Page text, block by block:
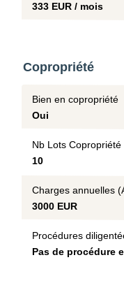
333 EUR / mois
Copropriété
Bien en copropriété
Oui
Nb Lots Copropriété
10
Charges annuelles
3000 EUR
Procédures
Pas de procédure